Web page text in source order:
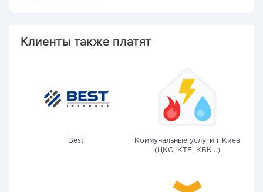
Клиенты также платят
Best
Коммунальные услуги г.Киев
(ЦКС, КТЕ, КВК...)